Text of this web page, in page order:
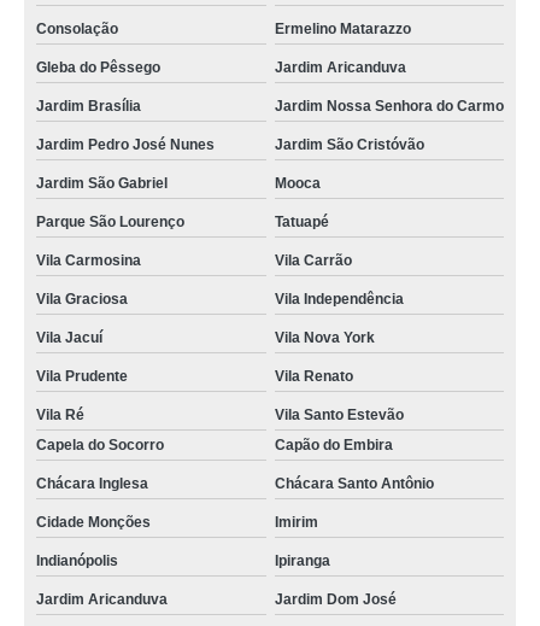
Consolação Ermelino Matarazzo
Gleba do Pêssego Jardim Aricanduva
Jardim Brasília Jardim Nossa Senhora do Carmo
Jardim Pedro José Nunes Jardim São Cristóvão
Jardim São Gabriel Mooca
Parque São Lourenço Tatuapé
Vila Carmosina Vila Carrão
Vila Graciosa Vila Independência
Vila Jacuí Vila Nova York
Vila Prudente Vila Renato
Vila Ré
Vila Santo Estevão
Capela do Socorro
Capão do Embira
Chácara Inglesa Chácara Santo Antônio
Cidade Monções Imirim
Indianópolis Ipiranga
Jardim Aricanduva Jardim Dom José